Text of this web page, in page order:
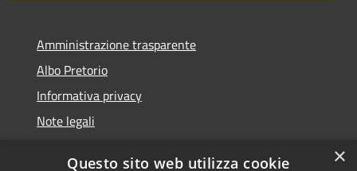
Amministrazione trasparente
Albo Pretorio
Informativa privacy
Note legali
×
Questo sito web utilizza cookie